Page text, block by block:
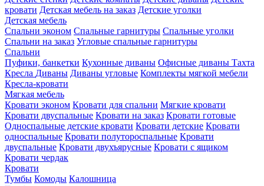
кровати Детская мебель на заказ Детские уголки
Детская мебель
Спальни эконом Спальные гарнитуры Спальные уголки
Спальни на заказ Угловые спальные гарнитуры
Спальни
Пуфики, банкетки Кухонные диваны Офисные диваны Тахта
Кресла Диваны Диваны угловые Комплекты мягкой мебели
Кресла-кровати
Мягкая мебель
Кровати эконом Кровати для спальни Мягкие кровати
Кровати двуспальные Кровати на заказ Кровати готовые
Односпальные детские кровати Кровати детские Кровати
односпальные Кровати полутороспальные Кровати
двуспальные Кровати двухъярусные Кровати с ящиком
Кровати чердак
Кровати
Тумбы Комоды Калошница